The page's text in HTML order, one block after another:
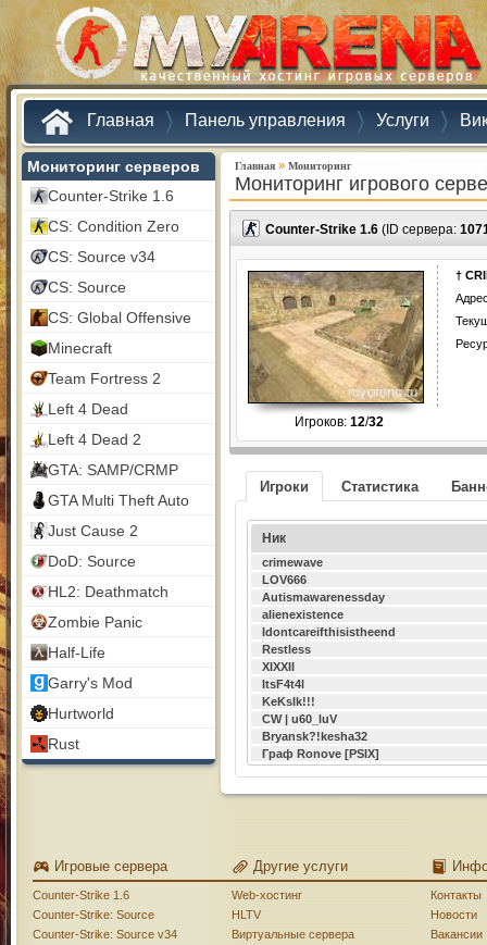
Главная Панель управления Услуги
Мониторинг серверов
Counter-Strike 1.6
CS: Condition Zero
CS: Source v34
CS: Source
CS: Global Offensive
Minecraft
Team Fortress 2
Left 4 Dead
Left 4 Dead 2
GTA: SAMP/CRMP
GTA Multi Theft Auto
Just Cause 2
DoD: Source
HL2: Deathmatch
Zombie Panic
Half-Life
Garry's Mod
Hurtworld
Rust
Главная » Мониторинг
Мониторинг игрового
Counter-Strike 1.6 (ID сервера:
Игроков: 12/32
†
Игроки Статистика
Ник
crimewave
LOV666
Autismawarenessday
alienexistence
Idontcareifthisistheend
Restless
XIXXII
ItsF4t4l
KeKsIk!!!
CW | u60_luV
Bryansk?!kesha32
Граф Ronove [PSIX]
Игровые сервера
Counter-Strike 1.6
Counter-Strike: Source
Counter-Strike: Source v34
Другие услуги
Web-хостинг
HLTV
Виртуальные сервера
Контакты
Новости
Вакансии